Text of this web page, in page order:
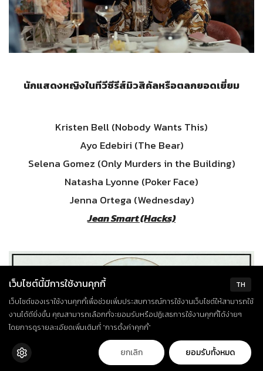
นักแสดงหญิงในทีวีซีรีส์มิวสิคัลหรือตลกยอดเยี่ยม
Kristen Bell (Nobody Wants This)
Ayo Edebiri (The Bear)
Selena Gomez (Only Murders in the Building)
Natasha Lyonne (Poker Face)
Jenna Ortega (Wednesday)
Jean Smart (Hacks)
TH
เว็บไซต์นี้มีการใช้งานคุกกี้
เว็บไซต์ของเราใช้งานคุกกี้เพื่อช่วยเพิ่มประสบการณ์การใช้งานเว็บไซต์ให้สามารถใช้
งานได้ดียิ่งขึ้น คุณสามารถเลือกที่จะยอมรับหรือปฏิเสธการใช้งานคุกกี้ได้ง่ายๆ
โดยการดูรายละเอียดเพิ่มเติมที่ “การตั้งค่าคุกกี้”
ยกเลิก ยอมรับทั้งหมด